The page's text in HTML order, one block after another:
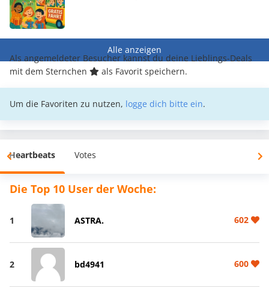
Alle anzeigen
Als angemeldeter Besucher kannst du deine Lieblings-Deals
mit dem Sternchen
als Favorit speichern.
Um die Favoriten zu nutzen, logge dich bitte ein.
Heartbeats Votes
Die Top 10 User der Woche:
1 ASTRA. 602
2 bd4941 600